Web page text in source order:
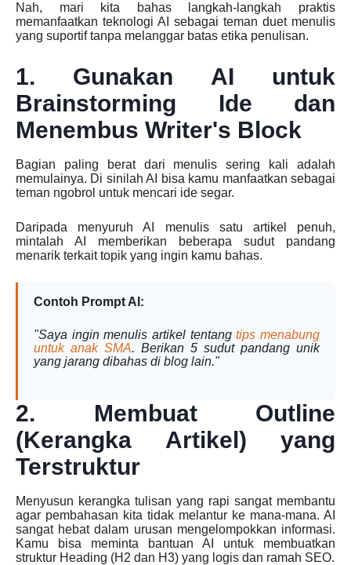
Nah, mari kita bahas langkah-langkah praktis
memanfaatkan teknologi AI sebagai teman duet menulis
yang suportif tanpa melanggar batas etika penulisan.
1. Gunakan AI untuk
Brainstorming Ide dan
Menembus Writer's Block
Bagian paling berat dari menulis sering kali adalah
memulainya. Di sinilah AI bisa kamu manfaatkan sebagai
teman ngobrol untuk mencari ide segar.
Daripada menyuruh AI menulis satu artikel penuh,
mintalah AI memberikan beberapa sudut pandang
menarik terkait topik yang ingin kamu bahas.
Contoh Prompt AI:
"Saya ingin menulis artikel tentangtips menabung
untuk anak SMA. Berikan 5 sudut pandang unik
yang jarang dibahas di blog lain."
2. Membuat Outline
(Kerangka Artikel) yang
Terstruktur
Menyusun kerangka tulisan yang rapi sangat membantu
agar pembahasan kita tidak melantur ke mana-mana. AI
sangat hebat dalam urusan mengelompokkan informasi.
Kamu bisa meminta bantuan AI untuk membuatkan
struktur Heading (H2 dan H3) yang logis dan ramah SEO.